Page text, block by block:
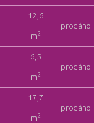
12,6
m2
prodáno
6,5
m2
prodáno
17,7
m2
prodáno